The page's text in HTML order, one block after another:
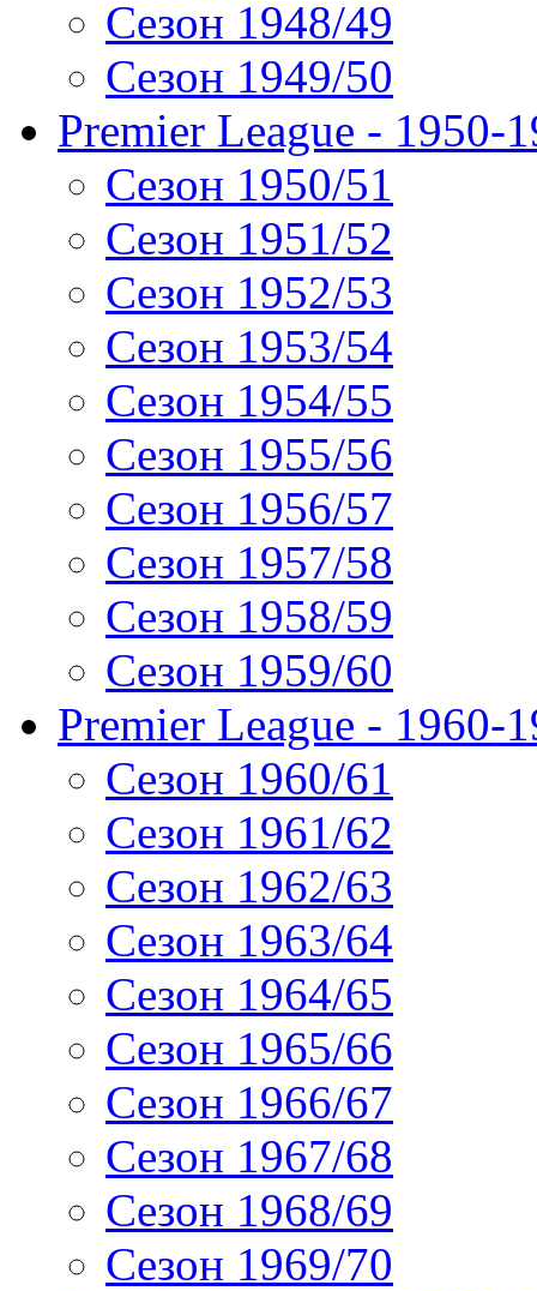
Сезон 1948/49
Сезон 1949/50
Premier League - 1950-
Сезон 1950/51
Сезон 1951/52
Сезон 1952/53
Сезон 1953/54
Сезон 1954/55
Сезон 1955/56
Сезон 1956/57
Сезон 1957/58
Сезон 1958/59
Сезон 1959/60
Premier League - 1960-
Сезон 1960/61
Сезон 1961/62
Сезон 1962/63
Сезон 1963/64
Сезон 1964/65
Сезон 1965/66
Сезон 1966/67
Сезон 1967/68
Сезон 1968/69
Сезон 1969/70